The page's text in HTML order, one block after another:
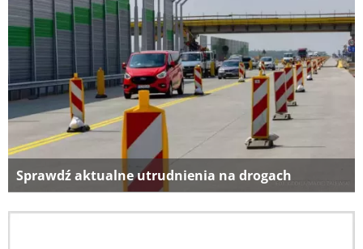
Sprawdź aktualne utrudnienia na drogach